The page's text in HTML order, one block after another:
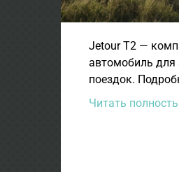
Jetour T2 —
автомобиль для
поездок.
Читать